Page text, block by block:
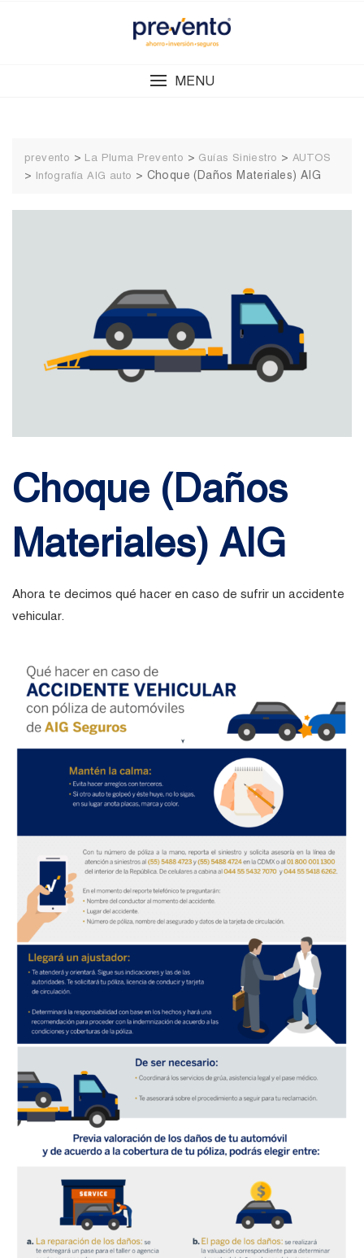
MENU
prevento > La Pluma Prevento > Guías Siniestro > AUTOS
> Infografía AIG auto > Choque (Daños Materiales) AIG
Choque (Daños
Materiales) AIG
Ahora te decimos qué hacer en caso de sufrir un accidente
vehicular.